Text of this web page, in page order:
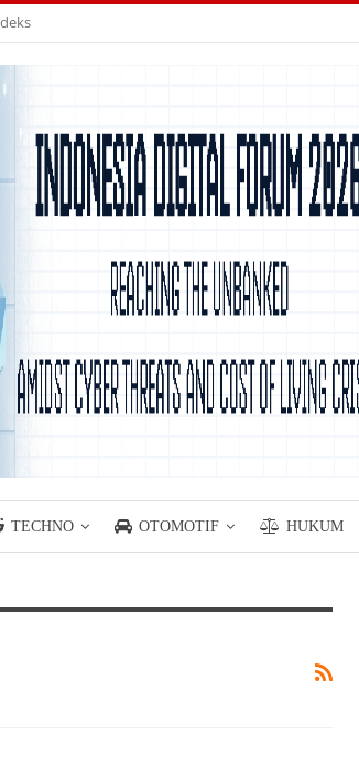
TECHNO OTOMOTIF HUKUM